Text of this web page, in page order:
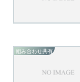
組み合わせ共有